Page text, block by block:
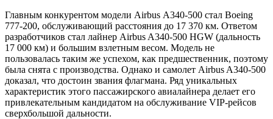
Главным конкурентом модели Airbus А340-500 стал Boeing
777-200, обслуживающий расстояния до 17 370 км. Ответом
разработчиков стал лайнер Airbus A340-500 HGW (дальность
17 000 км) и большим взлетным весом. Модель не
пользовалась таким же успехом, как предшественник, поэтому
была снята с производства. Однако и самолет Airbus A340-500
доказал, что достоин звания флагмана. Ряд уникальных
характеристик этого пассажирского авиалайнера делает его
привлекательным кандидатом на обслуживание VIP-рейсов
сверхбольшой дальности.